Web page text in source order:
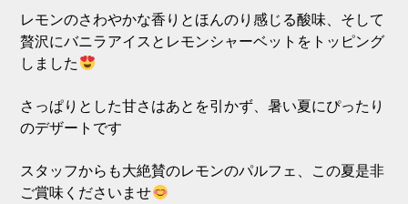
レモンのさわやかな香りとほんのり感じる酸味、そして
贅沢にバニラアイスとレモンシャーベットをトッピング
しました
さっぱりとした甘さはあとを引かず、暑い夏にぴったり
のデザートです
スタッフからも大絶賛のレモンのパルフェ、この夏是非
ご賞味くださいませ